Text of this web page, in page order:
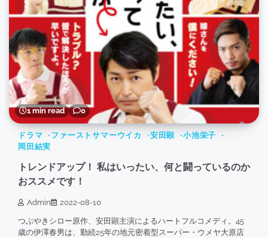
1 min read 0
ドラマ ファーストサマーウイカ 安田顕
小池栄子
岡田結実
トレンドアップ！ 私はいったい、何と闘っているのか
おススメです！
Admin 2022-08-10
つぶやきシロー原作、安田顕主演によるハートフルコメディ。45
歳の伊澤春男は、勤続25年の地元密着型スーパー・ウメヤ大原店